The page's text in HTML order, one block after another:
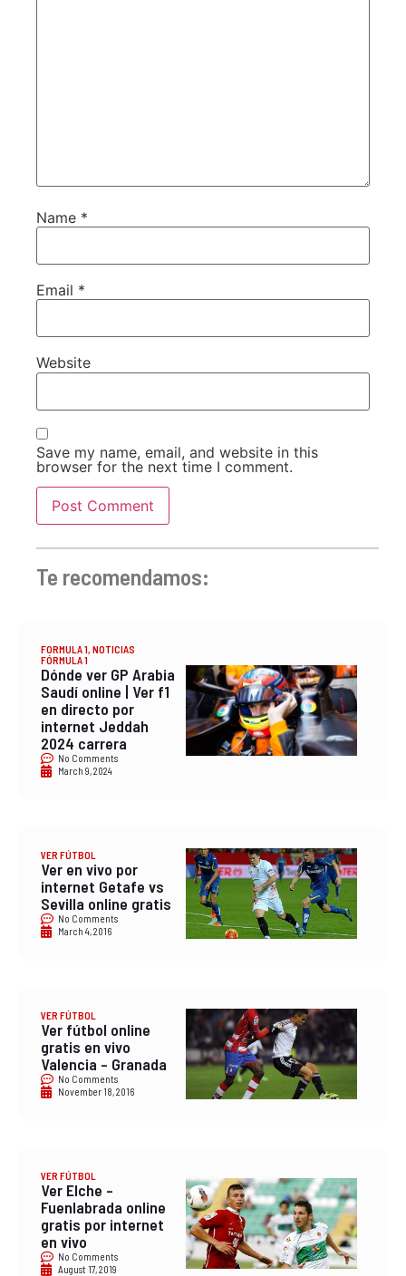
Name *
Email *
Website
Save my name, email, and website in this
browser for the next time I comment.
Te recomendamos:
FORMULA 1, NOTICIAS
FÓRMULA 1
Dónde ver GP Arabia
Saudí online | Ver f1
en directo por
internet Jeddah
2024 carrera
No Comments
March 9, 2024
VER FÚTBOL
Ver en vivo por
internet Getafe vs
Sevilla online gratis
No Comments
March 4, 2016
VER FÚTBOL
Ver fútbol online
gratis en vivo
Valencia – Granada
No Comments
November 18, 2016
VER FÚTBOL
Ver Elche –
Fuenlabrada online
gratis por internet
en vivo
No Comments
August 17, 2019